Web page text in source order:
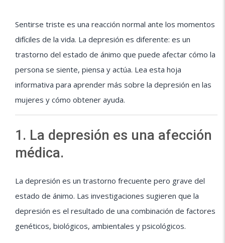
Sentirse triste es una reacción normal ante los momentos
difíciles de la vida. La depresión es diferente: es un
trastorno del estado de ánimo que puede afectar cómo la
persona se siente, piensa y actúa. Lea esta hoja
informativa para aprender más sobre la depresión en las
mujeres y cómo obtener ayuda.
1. La depresión es una afección
médica.
La depresión es un trastorno frecuente pero grave del
estado de ánimo. Las investigaciones sugieren que la
depresión es el resultado de una combinación de factores
genéticos, biológicos, ambientales y psicológicos.